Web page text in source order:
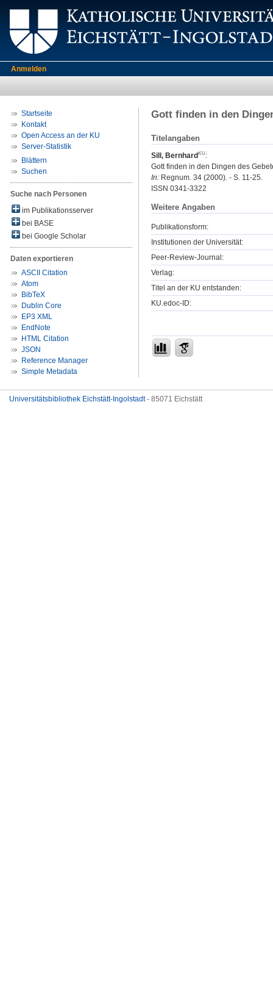
Anmelden
Startseite
Kontakt
Open Access an der KU
Server-Statistik
Blättern
Suchen
Suche nach Personen
im Publikationsserver
bei BASE
bei Google Scholar
Daten exportieren
ASCII Citation
Atom
BibTeX
Dublin Core
EP3 XML
EndNote
HTML Citation
JSON
Reference Manager
Simple Metadata
Gott finden in den
Titelangaben
Sill, Bernhard
:
Gott finden in den Dingen des
In: Regnum. 34 (2000). - S. 11-25.
ISSN 0341-3322
Weitere Angaben
Publikationsform:
Institutionen der Universität:
Peer-Review-Journal:
Verlag:
Titel an der KU entstanden:
KU.edoc-ID:
Universitätsbibliothek Eichstätt-Ingolstadt- 85071 Eichstätt